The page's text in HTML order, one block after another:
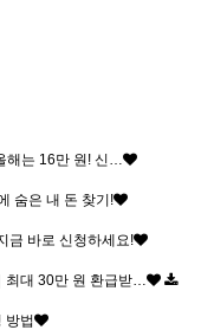
해는 16만 원! 신…
숨은 내 돈 찾기!
금 바로 신청하세요!
최대 30만 원 환급받…
방법